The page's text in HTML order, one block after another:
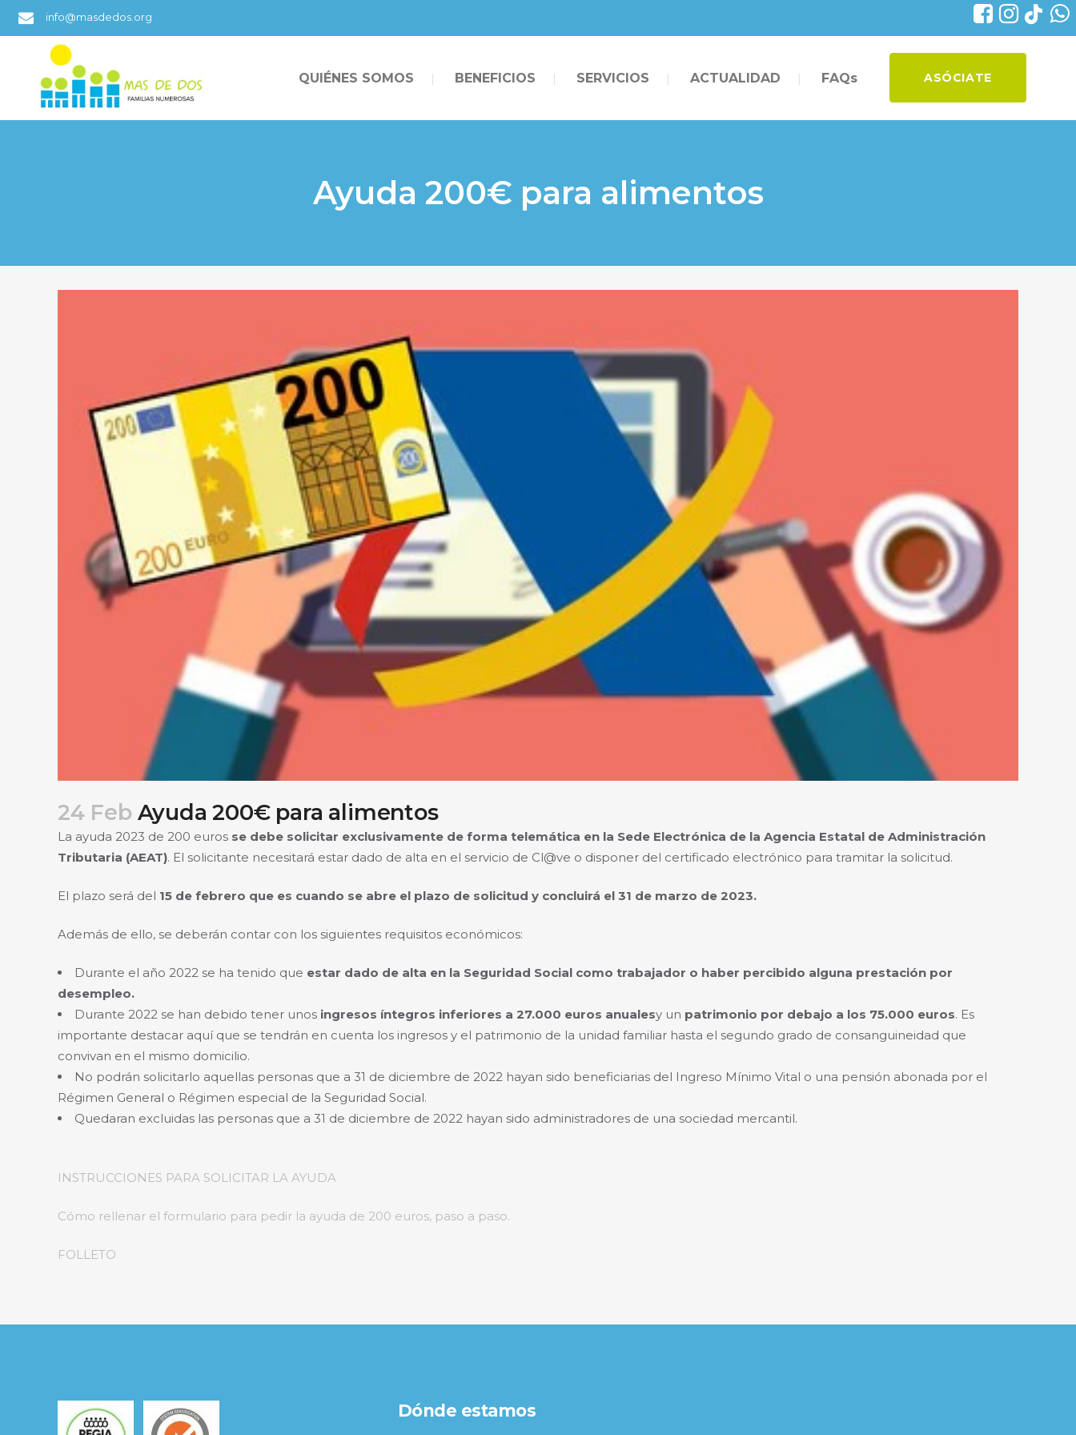
info@masdedos.org
ASÓCIATE
QUIÉNES SOMOS BENEFICIOS SERVICIOS ACTUALIDAD FAQs
Ayuda 200€ para alimentos
24 Feb Ayuda 200€ para alimentos
La ayuda 2023 de 200 euros se debe solicitar exclusivamente de forma telemática en la Sede Electrónica de la Agencia Estatal de Administración
Tributaria (AEAT). El solicitante necesitará estar dado de alta en el servicio de Cl@ve o disponer del certificado electrónico para tramitar la solicitud.
El plazo será del 15 de febrero que es cuando se abre el plazo de solicitud y concluirá el 31 de marzo de 2023.
Además de ello, se deberán contar con los siguientes requisitos económicos:
Durante el año 2022 se ha tenido que estar dado de alta en la Seguridad Social como trabajador o haber percibido alguna prestación por
desempleo.
Durante 2022 se han debido tener unos ingresos íntegros inferiores a 27.000 euros anualesy un patrimonio por debajo a los 75.000 euros. Es
importante destacar aquí que se tendrán en cuenta los ingresos y el patrimonio de la unidad familiar hasta el segundo grado de consanguineidad que
convivan en el mismo domicilio.
No podrán solicitarlo aquellas personas que a 31 de diciembre de 2022 hayan sido beneficiarias del Ingreso Mínimo Vital o una pensión abonada por el
Régimen General o Régimen especial de la Seguridad Social.
Quedaran excluidas las personas que a 31 de diciembre de 2022 hayan sido administradores de una sociedad mercantil.
INSTRUCCIONES PARA SOLICITAR LA AYUDA
Cómo rellenar el formulario para pedir la ayuda de 200 euros, paso a paso.
FOLLETO
Dónde estamos